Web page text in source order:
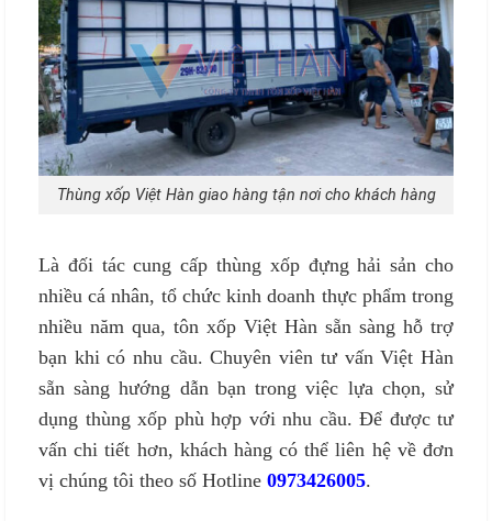
Thùng xốp Việt Hàn giao hàng tận nơi cho khách hàng
Là đối tác cung cấp thùng xốp đựng hải sản cho
nhiều cá nhân, tổ chức kinh doanh thực phẩm trong
nhiều năm qua, tôn xốp Việt Hàn sẵn sàng hỗ trợ
bạn khi có nhu cầu. Chuyên viên tư vấn Việt Hàn
sẵn sàng hướng dẫn bạn trong việc lựa chọn, sử
dụng thùng xốp phù hợp với nhu cầu. Để được tư
vấn chi tiết hơn, khách hàng có thể liên hệ về đơn
vị chúng tôi theo số Hotline 0973426005.